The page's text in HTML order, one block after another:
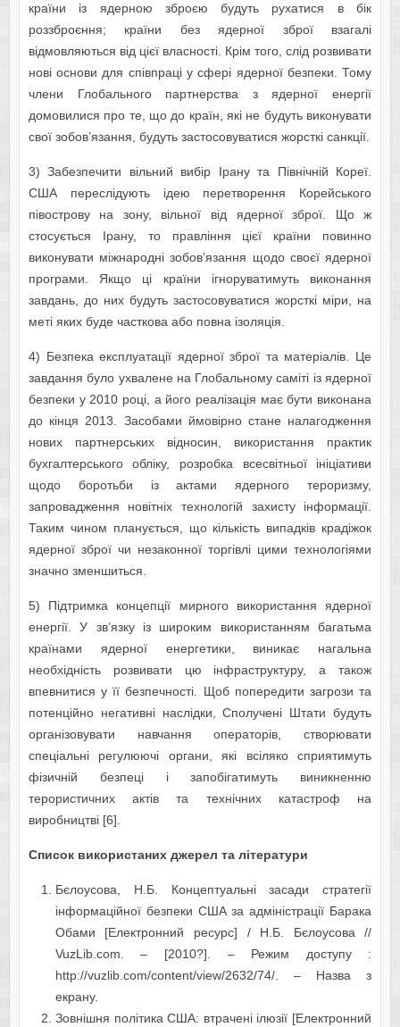
країни із ядерною зброєю будуть рухатися в бік
роззброєння; країни без ядерної зброї взагалі
відмовляються від цієї власності. Крім того, слід розвивати
нові основи для співпраці у сфері ядерної безпеки. Тому
члени Глобального партнерства з ядерної енергії
домовилися про те, що до країн, які не будуть виконувати
свої зобов’язання, будуть застосовуватися жорсткі санкції.
3) Забезпечити вільний вибір Ірану та Північній Кореї.
США переслідують ідею перетворення Корейського
півострову на зону, вільної від ядерної зброї. Що ж
стосується Ірану, то правління цієї країни повинно
виконувати міжнародні зобов’язання щодо своєї ядерної
програми. Якщо ці країни ігноруватимуть виконання
завдань, до них будуть застосовуватися жорсткі міри, на
меті яких буде часткова або повна ізоляція.
4) Безпека експлуатації ядерної зброї та матеріалів. Це
завдання було ухвалене на Глобальному саміті із ядерної
безпеки у 2010 році, а його реалізація має бути виконана
до кінця 2013. Засобами ймовірно стане налагодження
нових партнерських відносин, використання практик
бухгалтерського обліку, розробка всесвітньої ініціативи
щодо боротьби із актами ядерного тероризму,
запровадження новітніх технологій захисту інформації.
Таким чином планується, що кількість випадків крадіжок
ядерної зброї чи незаконної торгівлі цими технологіями
значно зменшиться.
5) Підтримка концепції мирного використання ядерної
енергії. У зв’язку із широким використанням багатьма
країнами ядерної енергетики, виникає нагальна
необхідність розвивати цю інфраструктуру, а також
впевнитися у її безпечності. Щоб попередити загрози та
потенційно негативні наслідки, Сполучені Штати будуть
організовувати навчання операторів, створювати
спеціальні регулюючі органи, які всіляко сприятимуть
фізичній безпеці і запобігатимуть виникненню
терористичних актів та технічних катастроф на
виробництві [6].
Список використаних джерел та літератури
Бєлоусова, Н.Б. Концептуальні засади стратегії
інформаційної безпеки США за адміністрації Барака
Обами [Електронний ресурс] / Н.Б. Бєлоусова //
VuzLib.com. – [2010?]. – Режим доступу :
http://vuzlib.com/content/view/2632/74/. – Назва з
екрану.
Зовнішня політика США: втрачені ілюзії [Електронний